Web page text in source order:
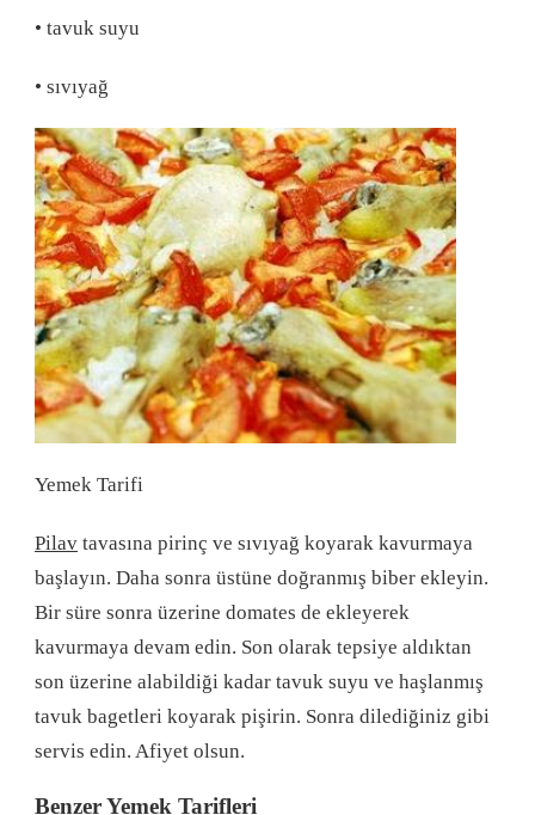
• tavuk suyu
• sıvıyağ
Yemek Tarifi
Pilav tavasına pirinç ve sıvıyağ koyarak kavurmaya
başlayın. Daha sonra üstüne doğranmış biber ekleyin.
Bir süre sonra üzerine domates de ekleyerek
kavurmaya devam edin. Son olarak tepsiye aldıktan
son üzerine alabildiği kadar tavuk suyu ve haşlanmış
tavuk bagetleri koyarak pişirin. Sonra dilediğiniz gibi
servis edin. Afiyet olsun.
Benzer Yemek Tarifleri